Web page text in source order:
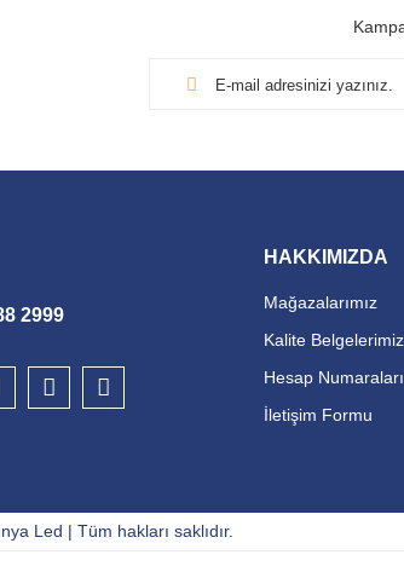
2999
HAKKIMIZDA
Mağazalarımız
Kalite Belgelerimiz
Hesap
İletişim Formu
Led | Tüm hakları saklıdır.